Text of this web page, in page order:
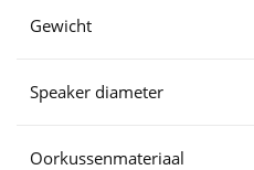
Gewicht
Speaker diameter
Oorkussenmateriaal